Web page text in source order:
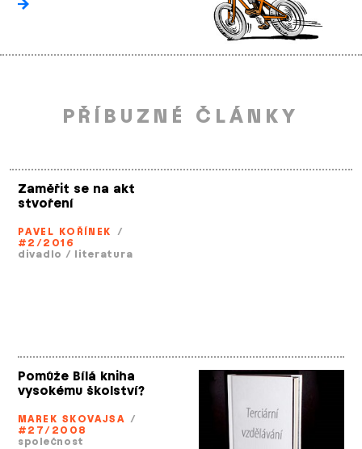
PŘÍBUZNÉ ČLÁNKY
Zaměřit se na akt
stvoření
PAVEL KOŘÍNEK /
#2/2016
divadlo / literatura
Pomůže Bílá kniha
vysokému školství?
MAREK SKOVAJSA /
#27/2008
společnost